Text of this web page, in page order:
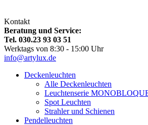
Kontakt
Beratung und Service:
Tel. 030.23 93 03 51
Werktags von 8:30 - 15:00 Uhr
info@artylux.de
Deckenleuchten
Alle Deckenleuchten
Leuchtenserie
Spot Leuchten
Strahler und Schienen
Pendelleuchten